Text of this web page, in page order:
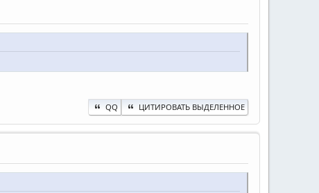
QQ ЦИТИРОВАТЬ ВЫДЕЛЕННОЕ